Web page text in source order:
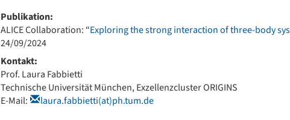
Publikation:
ALICE Collaboration: “Exploring the strong interaction of three-body
24/09/2024
Kontakt:
Prof. Laura Fabbietti
Technische Universität München, Exzellenzcluster ORIGINS
E-Mail:
laura.fabbietti(at)ph.tum.de